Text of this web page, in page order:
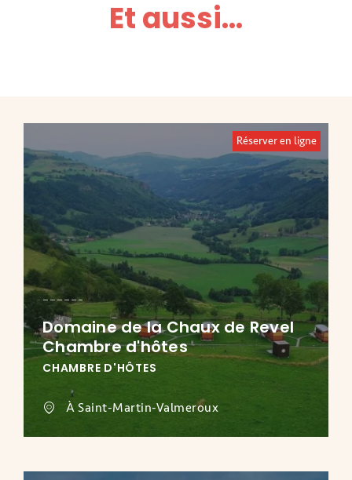
Et aussi...
Réserver en ligne
Domaine de la Chaux de Revel
Chambre d'hôtes
CHAMBRE D'HÔTES
À Saint-Martin-Valmeroux